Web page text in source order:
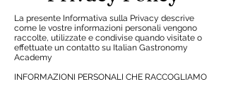
La presente Informativa sulla Privacy descrive
come le vostre informazioni personali vengono
raccolte, utilizzate e condivise quando visitate o
effettuate un contatto su Italian Gastronomy
Academy
INFORMAZIONI PERSONALI CHE RACCOGLIAMO